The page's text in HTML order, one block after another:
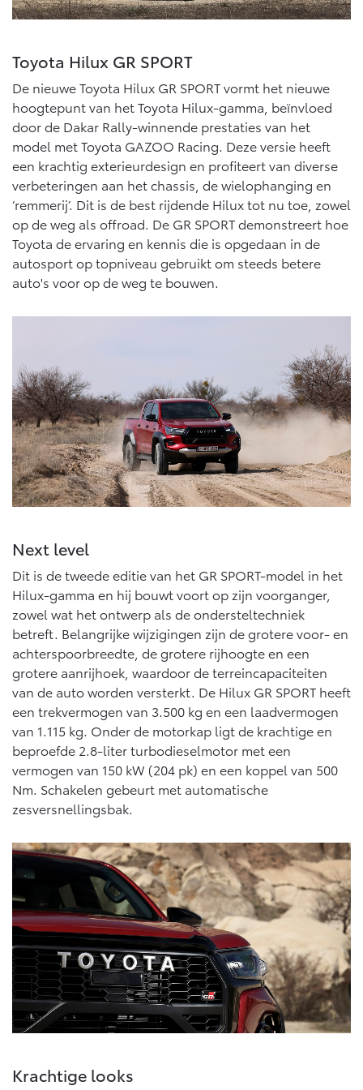
Toyota Hilux GR SPORT
De nieuwe Toyota Hilux GR SPORT vormt het nieuwe
hoogtepunt van het Toyota Hilux-gamma, beïnvloed
door de Dakar Rally-winnende prestaties van het
model met Toyota GAZOO Racing. Deze versie heeft
een krachtig exterieurdesign en profiteert van diverse
verbeteringen aan het chassis, de wielophanging en
‘remmerij’. Dit is de best rijdende Hilux tot nu toe, zowel
op de weg als offroad. De GR SPORT demonstreert hoe
Toyota de ervaring en kennis die is opgedaan in de
autosport op topniveau gebruikt om steeds betere
auto's voor op de weg te bouwen.
Next level
Dit is de tweede editie van het GR SPORT-model in het
Hilux-gamma en hij bouwt voort op zijn voorganger,
zowel wat het ontwerp als de ondersteltechniek
betreft. Belangrijke wijzigingen zijn de grotere voor- en
achterspoorbreedte, de grotere rijhoogte en een
grotere aanrijhoek, waardoor de terreincapaciteiten
van de auto worden versterkt. De Hilux GR SPORT heeft
een trekvermogen van 3.500 kg en een laadvermogen
van 1.115 kg. Onder de motorkap ligt de krachtige en
beproefde 2.8-liter turbodieselmotor met een
vermogen van 150 kW (204 pk) en een koppel van 500
Nm. Schakelen gebeurt met automatische
zesversnellingsbak.
Krachtige looks